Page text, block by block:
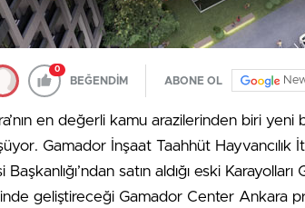
0
BEĞENDİM ABONE OL
en değerli kamu arazilerinden biri
Gamador İnşaat Taahhüt
Başkanlığı’ndan satın aldığı eski
geliştireceği Gamador Center Ankara